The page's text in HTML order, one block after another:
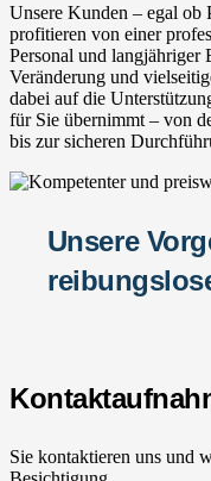
Unsere Kunden – egal ob
profitieren von einer
Personal und langjähriger
Veränderung und
dabei auf die
für Sie übernimmt – von
bis zur sicheren
Unsere
Sie kontaktieren uns und